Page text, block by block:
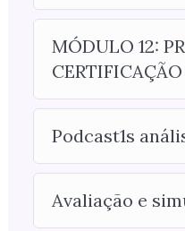
MÓDULO 12:
CERTIFICAÇÃO
Podcast1s
Avaliação e